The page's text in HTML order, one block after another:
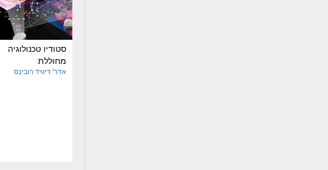
סטודיו טכנולוגיה
מחוללת
אדר' דיוויד רובינס